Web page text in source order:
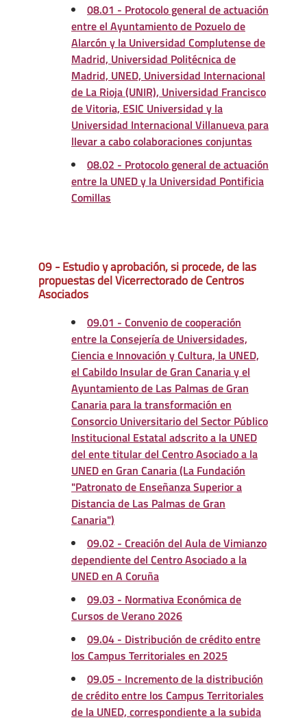
08.01 - Protocolo general de actuación
entre el Ayuntamiento de Pozuelo de
Alarcón y la Universidad Complutense de
Madrid, Universidad Politécnica de
Madrid, UNED, Universidad Internacional
de La Rioja (UNIR), Universidad Francisco
de Vitoria, ESIC Universidad y la
Universidad Internacional Villanueva para
llevar a cabo colaboraciones conjuntas
08.02 - Protocolo general de actuación
entre la UNED y la Universidad Pontificia
Comillas
09 - Estudio y aprobación, si procede, de las
propuestas del Vicerrectorado de Centros
Asociados
09.01 - Convenio de cooperación
entre la Consejería de Universidades,
Ciencia e Innovación y Cultura, la UNED,
el Cabildo Insular de Gran Canaria y el
Ayuntamiento de Las Palmas de Gran
Canaria para la transformación en
Consorcio Universitario del Sector Público
Institucional Estatal adscrito a la UNED
del ente titular del Centro Asociado a la
UNED en Gran Canaria (La Fundación
"Patronato de Enseñanza Superior a
Distancia de Las Palmas de Gran
Canaria")
09.02 - Creación del Aula de Vimianzo
dependiente del Centro Asociado a la
UNED en A Coruña
09.03 - Normativa Económica de
Cursos de Verano 2026
09.04 - Distribución de crédito entre
los Campus Territoriales en 2025
09.05 - Incremento de la distribución
de crédito entre los Campus Territoriales
de la UNED, correspondiente a la subida